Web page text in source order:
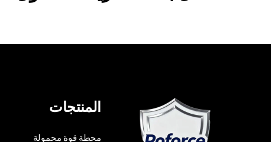
المنتجات
محطة قوة محمولة